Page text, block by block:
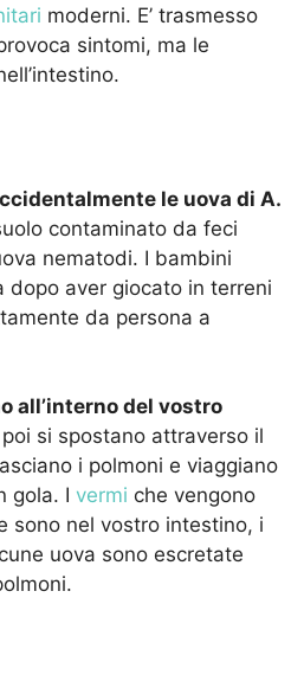
moderni. E’ trasmesso
sintomi, ma le
le uova di A.
contaminato da feci
nematodi. I bambini
dopo aver giocato in terreni
da persona a
all’interno del vostro
si spostano attraverso il
i polmoni e viaggiano
gola. I vermi che vengono
sono nel vostro intestino, i
uova sono escretate